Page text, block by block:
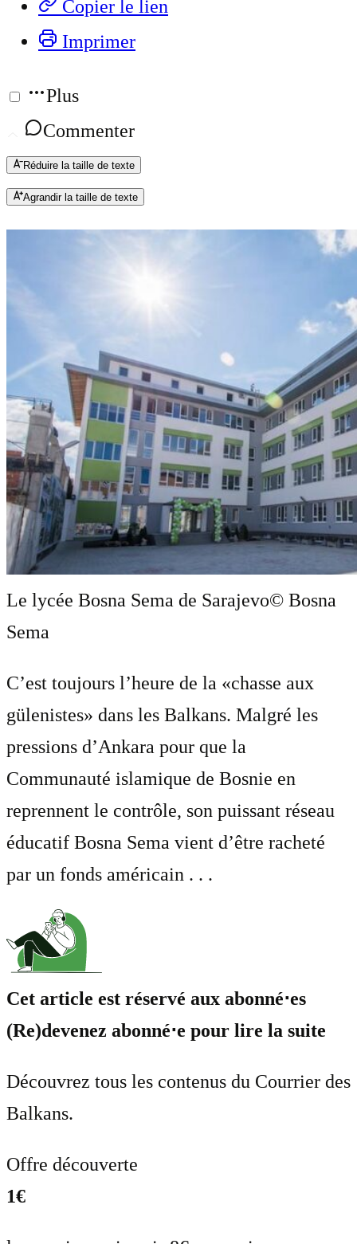
Copier le lien
Imprimer
Plus
Commenter
Réduire la taille de texte
Agrandir la taille de texte
Le lycée Bosna Sema de Sarajevo© Bosna
Sema
C’est toujours l’heure de la «chasse aux
gülenistes» dans les Balkans. Malgré les
pressions d’Ankara pour que la
Communauté islamique de Bosnie en
reprennent le contrôle, son puissant réseau
éducatif Bosna Sema vient d’être racheté
par un fonds américain . . .
Cet article est réservé aux abonné⋅es
(Re)devenez abonné⋅e pour lire la suite
Découvrez tous les contenus du Courrier des
Balkans.
Offre découverte
1€